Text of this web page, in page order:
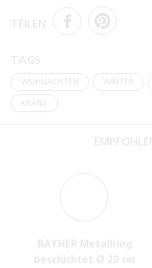
TEILEN
TAGS
WEIHNACHTEN WINTER
KRANZ
RAYHER Metallring
beschichtet Ø 20 cm